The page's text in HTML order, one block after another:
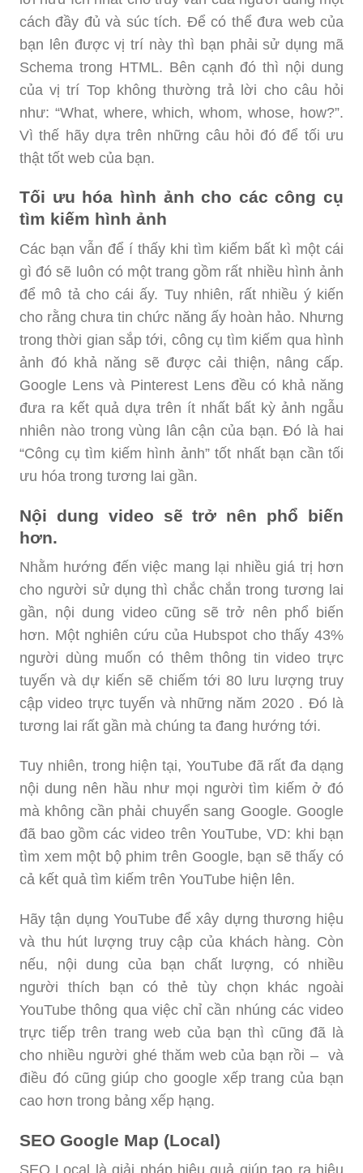
cách đầy đủ và súc tích. Để có thể đưa web của
bạn lên được vị trí này thì bạn phải sử dụng mã
Schema trong HTML. Bên cạnh đó thì nội dung
của vị trí Top không thường trả lời cho câu hỏi
như: “What, where, which, whom, whose, how?”.
Vì thế hãy dựa trên những câu hỏi đó để tối ưu
thật tốt web của bạn.
Tối ưu hóa hình ảnh cho các công cụ
tìm kiếm hình ảnh
Các bạn vẫn để í thấy khi tìm kiếm bất kì một cái
gì đó sẽ luôn có một trang gồm rất nhiều hình ảnh
để mô tả cho cái ấy. Tuy nhiên, rất nhiều ý kiến
cho rằng chưa tin chức năng ấy hoàn hảo. Nhưng
trong thời gian sắp tới, công cụ tìm kiếm qua hình
ảnh đó khả năng sẽ được cải thiện, nâng cấp.
Google Lens và Pinterest Lens đều có khả năng
đưa ra kết quả dựa trên ít nhất bất kỳ ảnh ngẫu
nhiên nào trong vùng lân cận của bạn. Đó là hai
“Công cụ tìm kiếm hình ảnh” tốt nhất bạn cần tối
ưu hóa trong tương lai gần.
Nội dung video sẽ trở nên phổ biến
hơn.
Nhằm hướng đến việc mang lại nhiều giá trị hơn
cho người sử dụng thì chắc chắn trong tương lai
gần, nội dung video cũng sẽ trở nên phổ biến
hơn. Một nghiên cứu của Hubspot cho thấy 43%
người dùng muốn có thêm thông tin video trực
tuyến và dự kiến sẽ chiếm tới 80 lưu lượng truy
cập video trực tuyến và những năm 2020 . Đó là
tương lai rất gần mà chúng ta đang hướng tới.
Tuy nhiên, trong hiện tại, YouTube đã rất đa dạng
nội dung nên hầu như mọi người tìm kiếm ở đó
mà không cần phải chuyển sang Google. Google
đã bao gồm các video trên YouTube, VD: khi bạn
tìm xem một bộ phim trên Google, bạn sẽ thấy có
cả kết quả tìm kiếm trên YouTube hiện lên.
Hãy tận dụng YouTube để xây dựng thương hiệu
và thu hút lượng truy cập của khách hàng. Còn
nếu, nội dung của bạn chất lượng, có nhiều
người thích bạn có thẻ tùy chọn khác ngoài
YouTube thông qua việc chỉ cần nhúng các video
trực tiếp trên trang web của bạn thì cũng đã là
cho nhiều người ghé thăm web của bạn rồi – và
điều đó cũng giúp cho google xếp trang của bạn
cao hơn trong bảng xếp hạng.
SEO Google Map (Local)